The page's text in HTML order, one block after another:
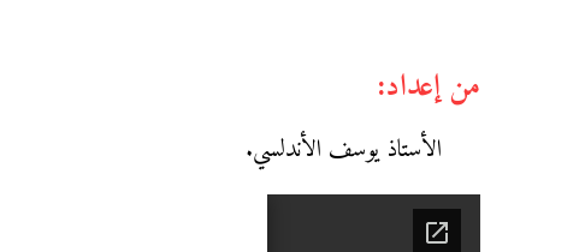
من إعداد:
الأستاذ يوسف الأندلسي.